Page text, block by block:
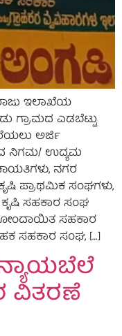
ಇಲಾಖೆಯ
ಗ್ರಾಮದ ಎಡಬೆಟ್ಟು
ಅರ್ಜಿ
ನಿಗಮ/ ಉದ್ಯಮ
ನಗರ
ಪ್ರಾಥಮಿಕ ಸಂಘಗಳು,
ಸಹಕಾರ ಸಂಘ
ಸಹಕಾರ
ಸಹಕಾರ ಸಂಘ, […]
ನ್ಯಾಯಬೆಲೆ
ವಿತರಣೆ